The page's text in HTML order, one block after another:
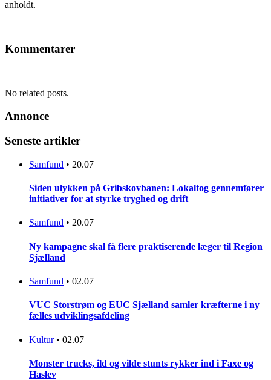
anholdt.
Kommentarer
No related posts.
Annonce
Seneste artikler
Samfund • 20.07
Siden ulykken på Gribskovbanen: Lokaltog gennemfører
initiativer for at styrke tryghed og drift
Samfund • 20.07
Ny kampagne skal få flere praktiserende læger til Region
Sjælland
Samfund • 02.07
VUC Storstrøm og EUC Sjælland samler kræfterne i ny
fælles udviklingsafdeling
Kultur • 02.07
Monster trucks, ild og vilde stunts rykker ind i Faxe og
Haslev